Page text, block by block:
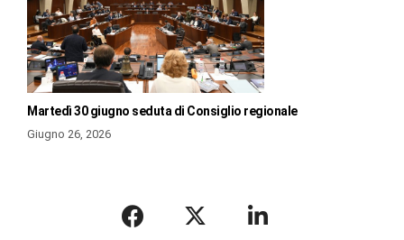
Martedì 30 giugno seduta di Consiglio regionale
Giugno 26, 2026